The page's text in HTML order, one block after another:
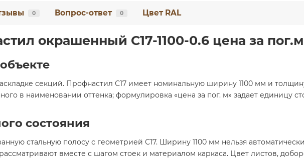
0 Вопрос-ответ 0 Цвет RAL
окрашенный С17-1100-0.6 цена за пог.м
секций. Профнастил С17 имеет номинальную ширину 1100 мм и
в наименовании оттенка; формулировка «цена за пог. м» задает единицу
состояния
стальную полосу с геометрией С17. Ширину 1100 мм нельзя
вместе с шагом стоек и материалом каркаса. Цвет листов,